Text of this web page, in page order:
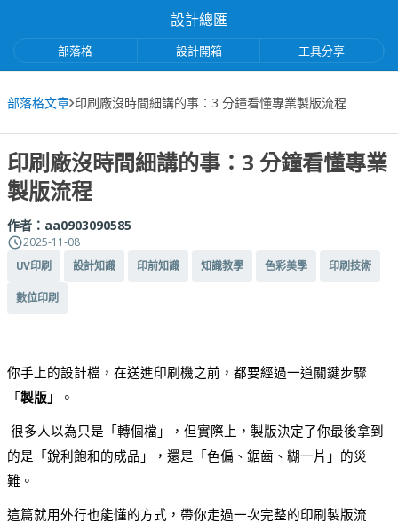
設計總匯
部落格 設計開箱 工具分享
部落格文章 印刷廠沒時間細講的事：3 分鐘看懂專業製版流程
印刷廠沒時間細講的事：3 分鐘看懂專業
製版流程
作者： aa0903090585
2025-11-08
UV印刷 設計知識 印前知識 知識教學 色彩美學 印刷技術
數位印刷
你手上的設計檔，在送進印刷機之前，都要經過一道關鍵步驟
「 製版」 。
的是「銳利飽和的成品」，還是「色偏、鋸齒、糊一片」的災
難。
這篇就用外行也能懂的方式，帶你走過一次完整的印刷製版流